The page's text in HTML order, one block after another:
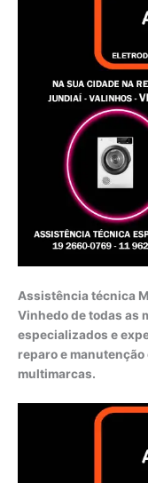
Assistência técnica
Vinhedo de todas as
especializados e
reparo e
multimarcas.